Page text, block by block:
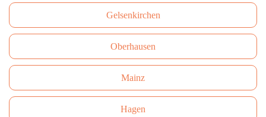
Gelsenkirchen
Oberhausen
Mainz
Hagen